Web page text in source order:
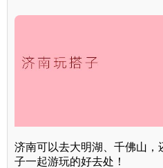
济南可以去大明湖、千佛山，
子一起游玩的好去处！